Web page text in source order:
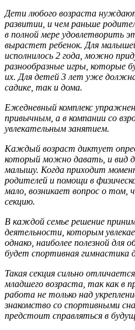
Дети любого возраста
развитии, и чем раньше
в полной мере удовлетворить
вырастет ребенок. Для
исполнилось 2 года, можно
разнообразные игры, которые
их. Для детей 3 лет уже должна
садике, так и дома.
Ежедневный комплекс
привычным, а в компании со
увлекательным занятием.
Каждый возраст диктует
который можно давать, и вид
малышу. Когда приходит
родителей и помощи в
мало, возникает вопрос о том,
секцию.
В каждой семье решение
деятельности, которым
однако, наиболее полезной для
будет спортивная гимнастика
Такая секция сильно
младшего возраста, так как в
работа не только над
знакомство со спортивными
предстоит справляться в